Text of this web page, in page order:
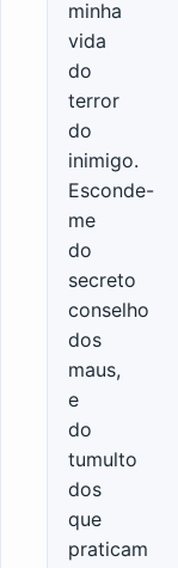
minha
vida
do
terror
do
inimigo.
Esconde-
me
do
secreto
conselho
dos
maus,
e
do
tumulto
dos
que
praticam